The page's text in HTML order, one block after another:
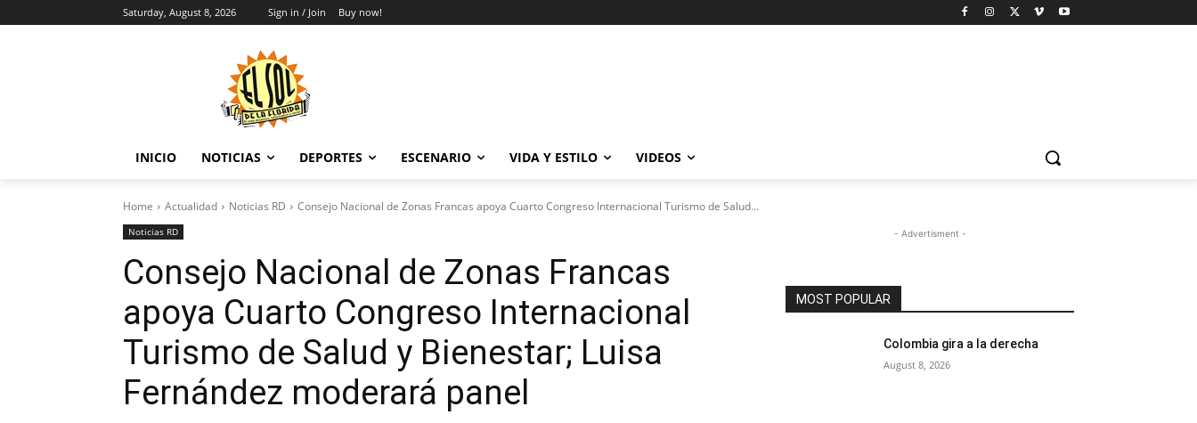
Saturday, August 8, 2026 Sign in / Join Buy now!
INICIO NOTICIAS DEPORTES ESCENARIO VIDA Y ESTILO VIDEOS
Home Actualidad Noticias RD Consejo Nacional de Zonas Francas apoya Cuarto Congreso Internacional Turismo de Salud...
Noticias RD
Consejo Nacional de Zonas Francas
apoya Cuarto Congreso Internacional
Turismo de Salud y Bienestar; Luisa
Fernández moderará panel
- Advertisment -
MOST POPULAR
Colombia gira a la derecha
August 8, 2026